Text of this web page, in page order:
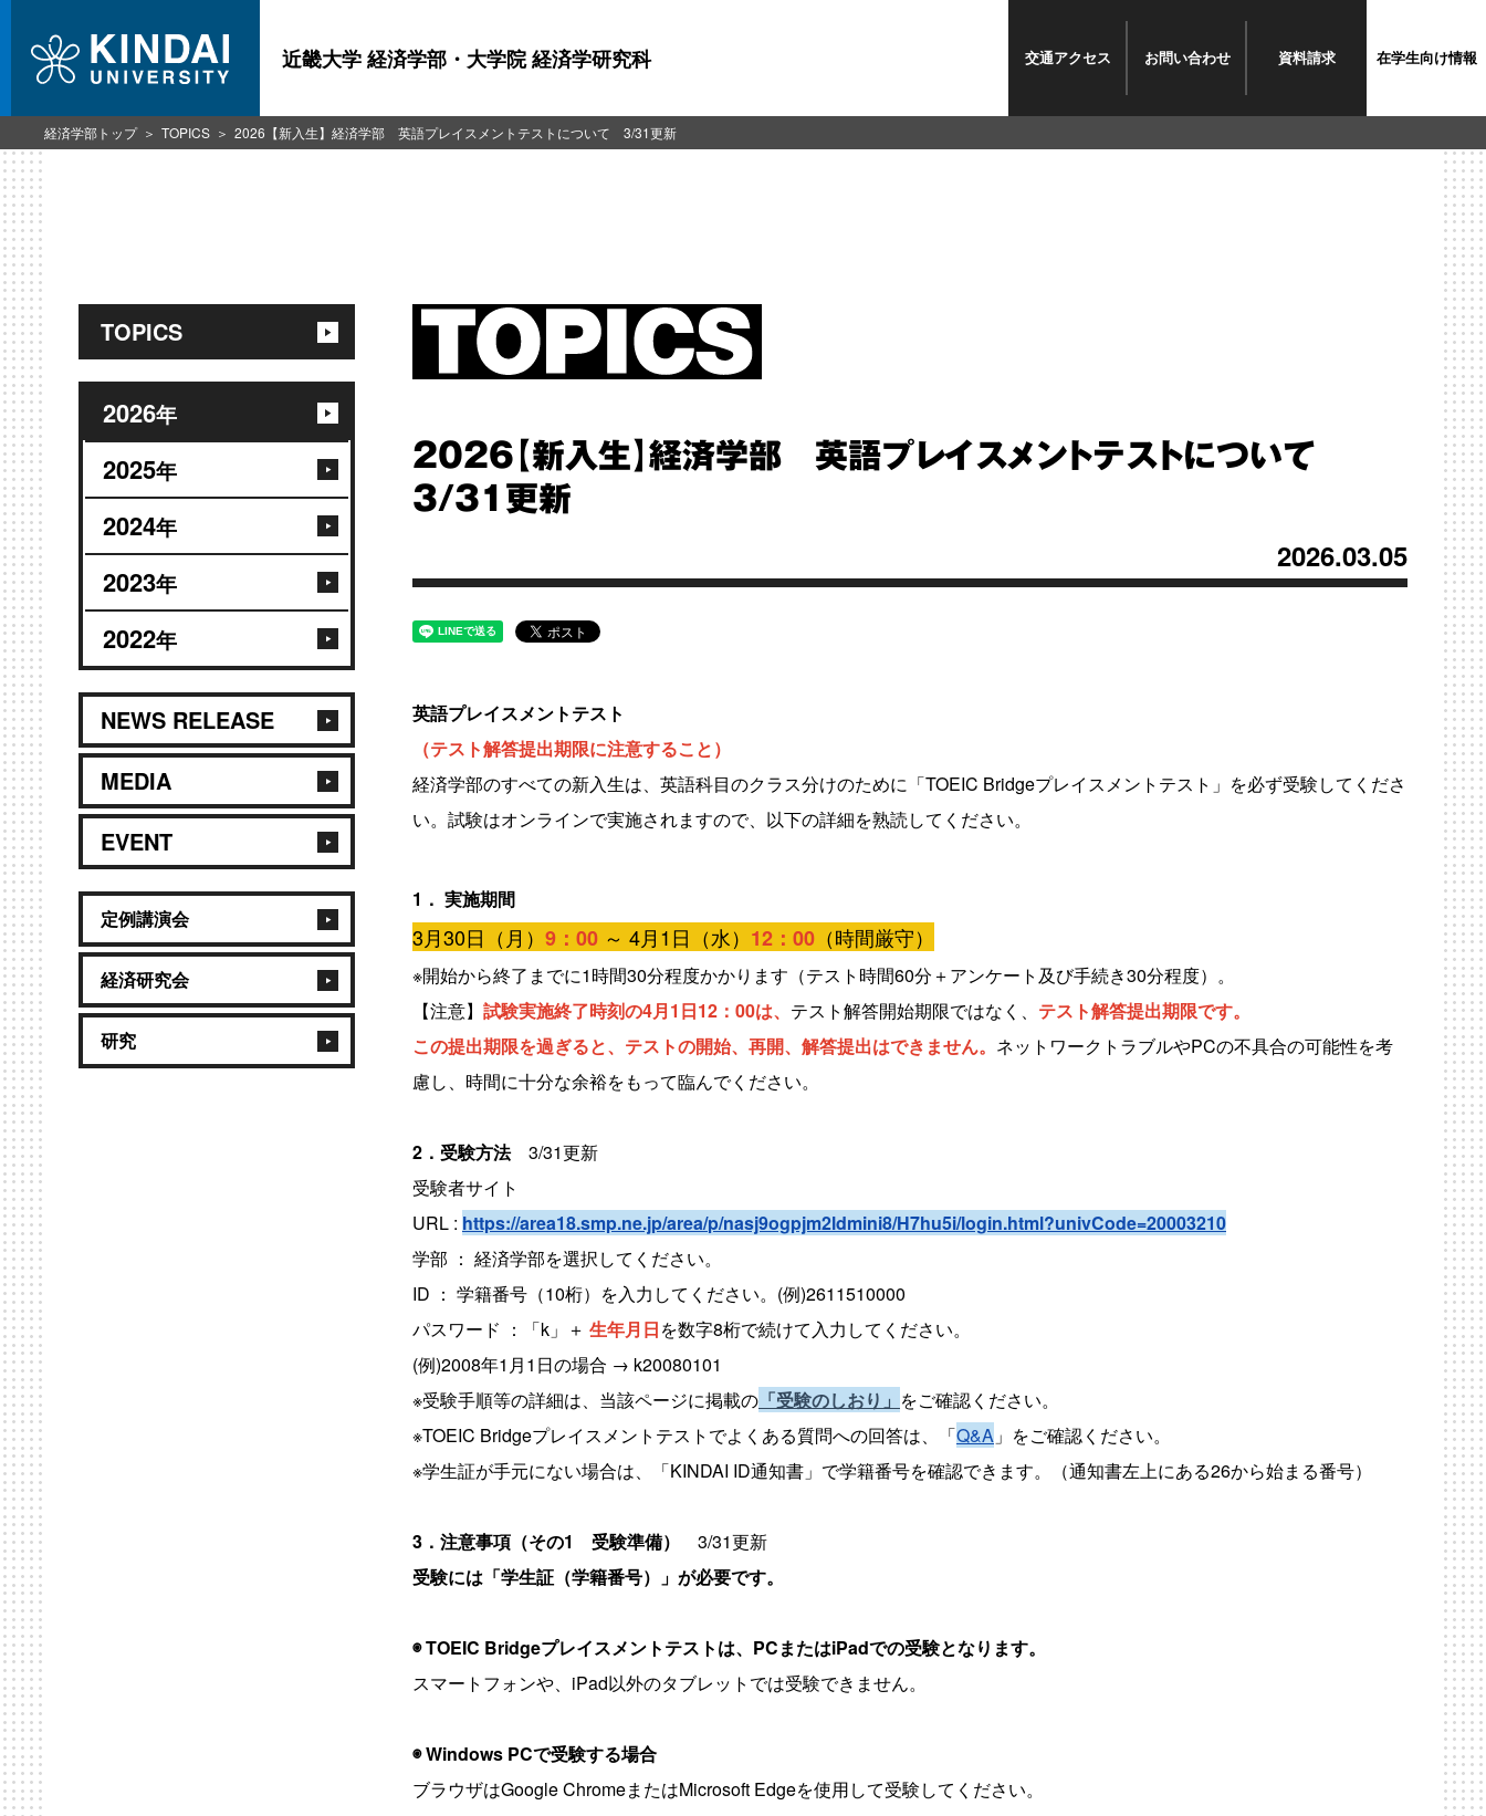
近畿大学 経済学部・大学院 経済学研究科 交通アクセス お問い合わせ 資料請求 在学生向け情報
TOPICS
2026年
2025年
2024年
2023年
2022年
NEWS RELEASE
MEDIA
EVENT
定例講演会
経済研究会
研究
2026【新入生】経済学部 英語プレイスメントテストについて
3/31更新
2026.03.05
英語プレイスメントテスト
（テスト解答提出期限に注意すること）
経済学部のすべての新入生は、英語科目のクラス分けのために「TOEIC Bridgeプレイスメントテスト」を必ず受験してくださ
い。試験はオンラインで実施されますので、以下の詳細を熟読してください。
1． 実施期間
3月30日（月） 9：00 ～ 4月1日（水） 12：00 （時間厳守）
※開始から終了までに1時間30分程度かかります（テスト時間60分＋アンケート及び手続き30分程度）。
【注意】 試験実施終了時刻の4月1日12：00は、 テスト解答開始期限ではなく、 テスト解答提出期限です。
この提出期限を過ぎると、テストの開始、再開、解答提出はできません。 ネットワークトラブルやPCの不具合の可能性を考
慮し、時間に十分な余裕をもって臨んでください。
2．受験方法 3/31更新
受験者サイト
URL : https://area18.smp.ne.jp/area/p/nasj9ogpjm2ldmini8/H7hu5i/login.html?univCode=20003210
学部 ： 経済学部を選択してください。
ID ： 学籍番号（10桁）を入力してください。(例)2611510000
パスワード ：「k」＋ 生年月日を数字8桁で続けて入力してください。
(例)2008年1月1日の場合 → k20080101
※受験手順等の詳細は、当該ページに掲載の 「受験のしおり」 をご確認ください。
※TOEIC Bridgeプレイスメントテストでよくある質問への回答は、「Q&A 」をご確認ください。
※学生証が手元にない場合は、「KINDAI ID通知書」で学籍番号を確認できます。（通知書左上にある26から始まる番号）
3． 注意事項（その1 受験準備） 3/31更新
受験には「学生証（学籍番号）」が必要です。
◉ TOEIC Bridgeプレイスメントテストは、 PCまたはiPadでの受験となります。
スマートフォンや、iPad以外のタブレットでは受験できません。
◉ Windows PCで受験する場合
ブラウザはGoogle ChromeまたはMicrosoft Edgeを使用して受験してください。
経済学部トップ TOPICS 2026【新入生】経済学部 英語プレイスメントテストについて 3/31更新